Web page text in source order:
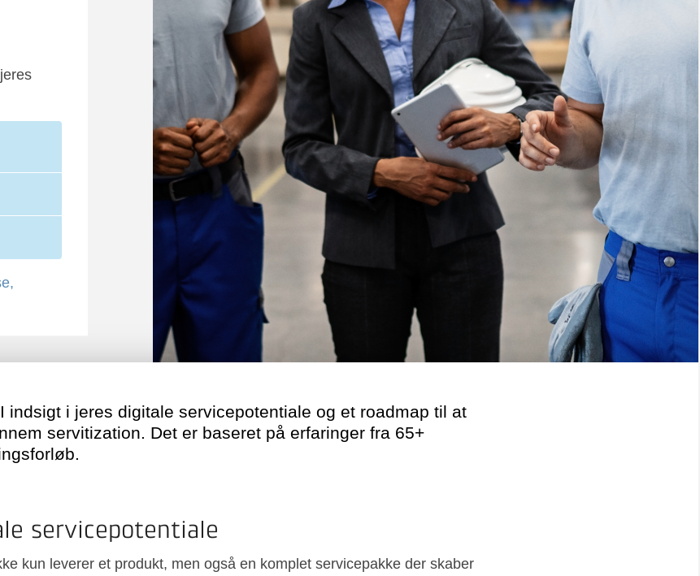
indsigt i jeres digitale servicepotentiale og et roadmap til at
servitization. Det er baseret på erfaringer fra 65+
servicepotentiale
kun leverer et produkt, men også en komplet servicepakke der skaber